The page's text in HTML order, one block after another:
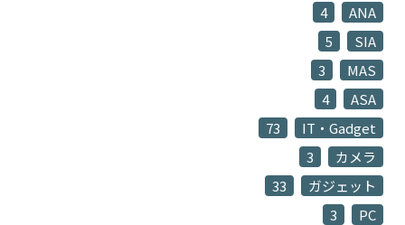
ANA
4
SIA
5
MAS
3
ASA
4
IT・Gadget
73
カメラ
3
ガジェット
33
PC
3